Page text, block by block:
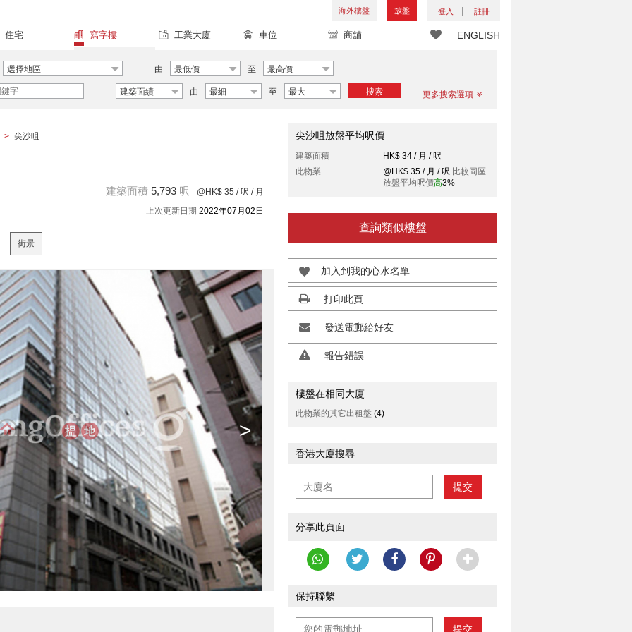
海外樓盤 放盤 登入 註冊
ENGLISH
住宅 寫字樓 工業大廈 車位 商舖
選擇地區 由 最低價 至 最高價
建築面績 由 最細 至 最大 搜索 更多搜索選項
> 尖沙咀
建築面積 5,793 呎 @HK$ 35 / 呎 / 月
上次更新日期 2022年07月02日
街景
>
尖沙咀放盤平均呎價
建築面積
HK$ 34 / 月 / 呎
此物業
@HK$ 35 / 月 / 呎 比較同區
放盤平均呎價高3%
查詢類似樓盤
加入到我的心水名單
打印此頁
發送電郵給好友
報告錯誤
樓盤在相同大廈
此物業的其它出租盤 (4)
香港大廈搜尋
提交
分享此頁面
保持聯繫
提交